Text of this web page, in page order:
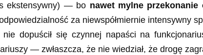
ekstensywny) — bo nawet mylne
za niewspółmiernie intensywny
nie dopuścił się czynnej napaści na
— zwłaszcza, że nie wiedział, że drogę